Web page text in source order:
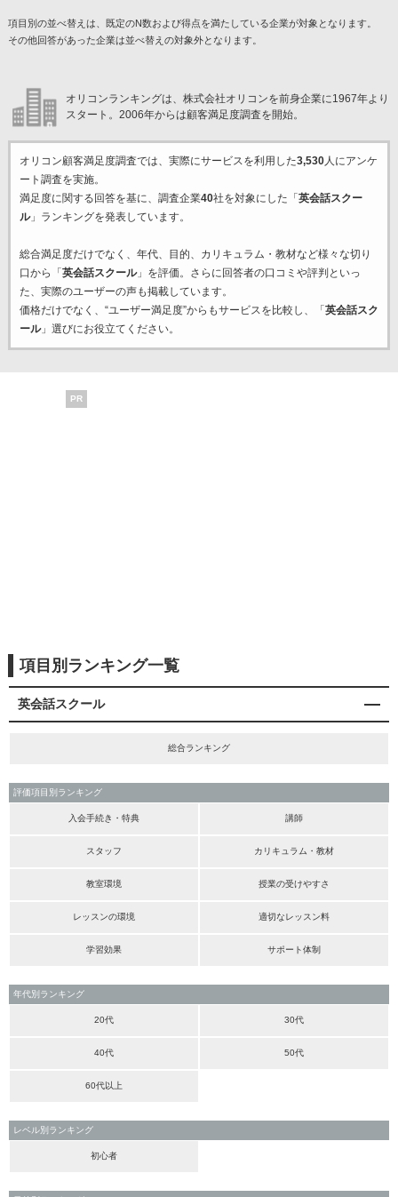
項目別の並べ替えは、既定のN数および得点を満たしている企業が対象となります。
その他回答があった企業は並べ替えの対象外となります。
オリコンランキングは、株式会社オリコンを前身企業に1967年より
スタート。2006年からは顧客満足度調査を開始。
オリコン顧客満足度調査では、実際にサービスを利用した3,530人にアンケ
ート調査を実施。
満足度に関する回答を基に、調査企業40社を対象にした「 英会話スクー
ル」ランキングを発表しています。
総合満足度だけでなく、年代、目的、カリキュラム・教材など様々な切り
口から「 英会話スクール」を評価。さらに回答者の口コミや評判といっ
た、実際のユーザーの声も掲載しています。
価格だけでなく、“ユーザー満足度”からもサービスを比較し、「 英会話スク
ール」選びにお役立てください。
PR
項目別ランキング一覧
英会話スクール
総合ランキング
評価項目別ランキング
入会手続き・特典 講師
スタッフ カリキュラム・教材
教室環境 授業の受けやすさ
レッスンの環境 適切なレッスン料
学習効果 サポート体制
年代別ランキング
20代 30代
40代 50代
60代以上
レベル別ランキング
初心者